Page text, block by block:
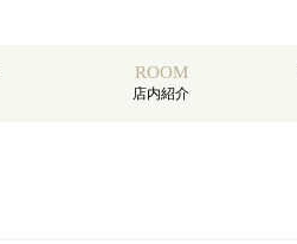
ROOM
店内紹介